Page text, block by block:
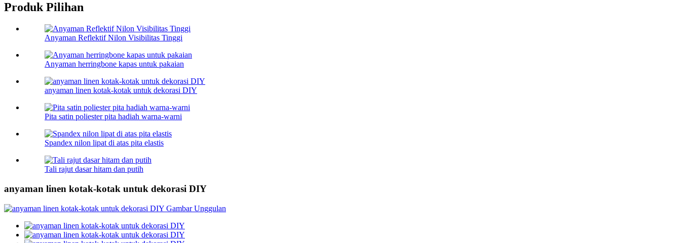
Produk Pilihan
Anyaman Reflektif Nilon Visibilitas Tinggi
Anyaman herringbone kapas untuk pakaian
anyaman linen kotak-kotak untuk dekorasi DIY
Pita satin poliester pita hadiah warna-warni
Spandex nilon lipat di atas pita elastis
Tali rajut dasar hitam dan putih
anyaman linen kotak-kotak untuk dekorasi DIY